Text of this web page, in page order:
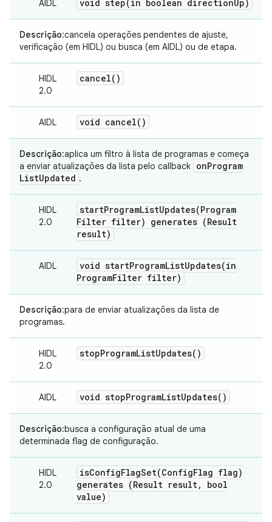
AIDL void step( in boolean directionUp)
Descrição:cancela operações pendentes de ajuste,
verificação (em HIDL) ou busca (em AIDL) ou de etapa.
HIDL
2.0
cancel( )
AIDL void cancel( )
Descrição:aplica um filtro à lista de programas e começa
a enviar atualizações da lista pelo callback onProgram
ListUpdated .
HIDL
2.0
startProgramListUpdates(Program
Filter filter) generates (Result
result)
AIDL void startProgramListUpdates(in
ProgramFilter filter)
Descrição:para de enviar atualizações da lista de
programas.
HIDL
2.0
stopProgramListUpdates( )
AIDL void stopProgramListUpdates( )
Descrição:busca a configuração atual de uma
determinada flag de configuração.
HIDL
2.0
isConfigFlagSet(ConfigFlag flag)
generates (Result result,
bool
value)